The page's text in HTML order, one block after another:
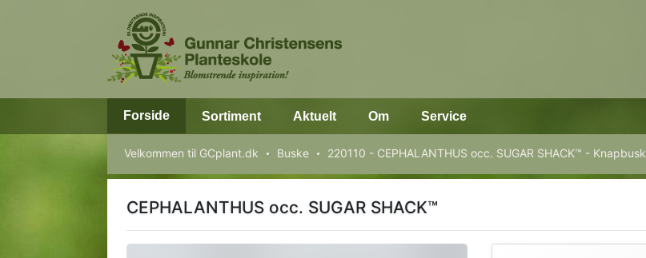
Forside Sortiment Aktuelt Om Service
Velkommen til GCplant.dk Buske 220110 - CEPHALANTHUS occ. SUGAR SHACK™ - Knapbusk
CEPHALANTHUS occ. SUGAR SHACK™